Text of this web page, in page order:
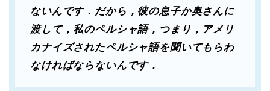
ないんです．だから，彼の息子か奥さんに
渡して，私のペルシャ語，つまり，アメリ
カナイズされたペルシャ語を聞いてもらわ
なければならないんです．